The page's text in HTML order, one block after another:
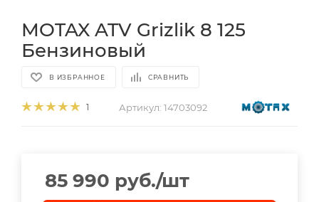
MOTAX ATV Grizlik 8 125
Бензиновый
В ИЗБРАННОЕ СРАВНИТЬ
1 Артикул: 14703092
85 990 руб./шт